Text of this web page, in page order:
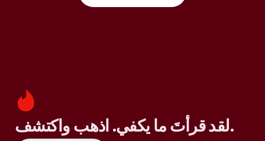
لقد قرأتَ ما يكفي. اذهب واكتشف.